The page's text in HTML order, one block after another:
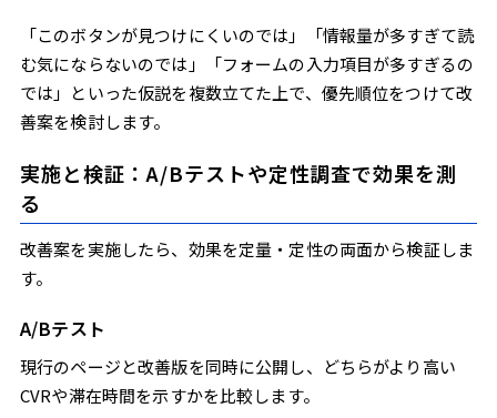
「このボタンが見つけにくいのでは」「情報量が多すぎて読
む気にならないのでは」「フォームの入力項目が多すぎるの
では」といった仮説を複数立てた上で、優先順位をつけて改
善案を検討します。
実施と検証：A/Bテストや定性調査で効果を測
る
改善案を実施したら、効果を定量・定性の両面から検証しま
す。
A/Bテスト
現行のページと改善版を同時に公開し、どちらがより高い
CVRや滞在時間を示すかを比較します。